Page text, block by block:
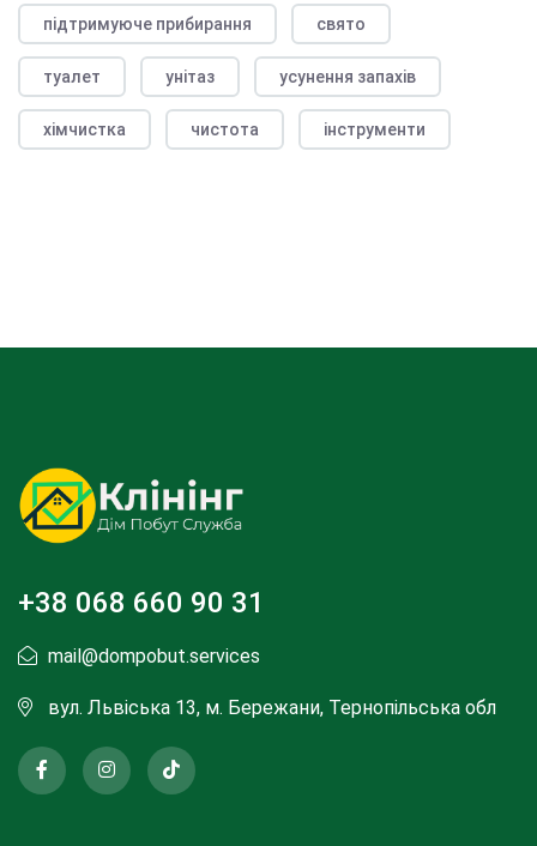
підтримуюче прибирання свято
туалет унітаз усунення запахів
хімчистка чистота інструменти
+38 068 660 90 31
mail@dompobut.services
вул. Львіська 13, м. Бережани, Тернопільська обл